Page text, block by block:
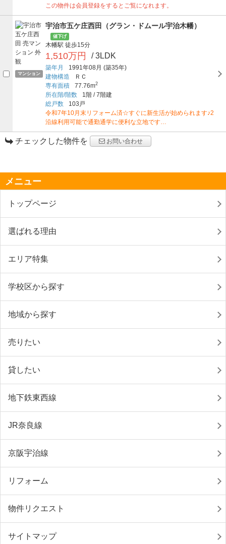
この物件は会員登録をするとご覧になれます。
マンション
宇治市五ケ庄西田（グラン・ドムール宇治木幡）
値下げ
木幡駅 徒歩15分
1,510万円 / 3LDK
築年月 1991年08月 (築35年)
建物構造
ＲＣ
専有面積
77.76m2
所在階/階数 1階 /7階建
総戸数
103戸
令和7年10月末リフォーム済☆すぐに新生活が始められます♪2
沿線利用可能で通勤通学に便利な立地です…
チェックした物件を お問い合わせ
メニュー
トップページ
選ばれる理由
エリア特集
学校区から探す
地域から探す
売りたい
貸したい
地下鉄東西線
JR奈良線
京阪宇治線
リフォーム
物件リクエスト
サイトマップ